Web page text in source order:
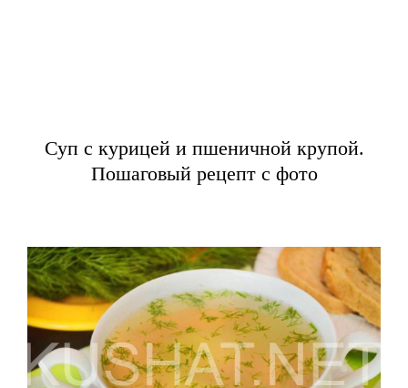
Суп с курицей и пшеничной крупой.
Пошаговый рецепт с фото